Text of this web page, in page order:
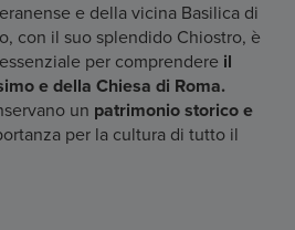
e della vicina Basilica di
con il suo splendido Chiostro, è
per comprendere il
e della Chiesa di Roma.
un patrimonio storico e
per la cultura di tutto il